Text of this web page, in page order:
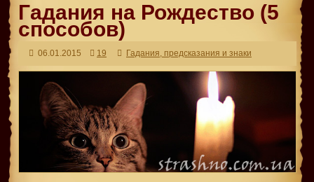
Гадания на Рождество (5
способов)
06.01.2015 19 Гадания, предсказания и знаки